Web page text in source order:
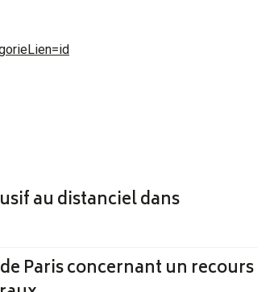
au distanciel dans
Paris concernant un recours